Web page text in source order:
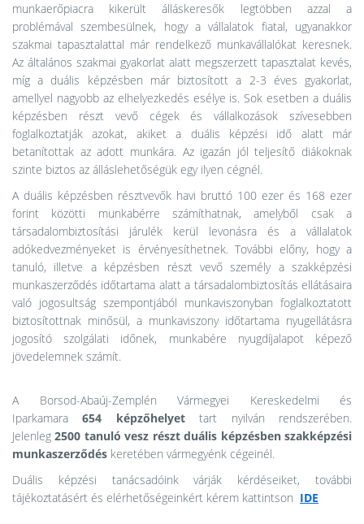
munkaerőpiacra kikerült álláskeresők legtöbben azzal a
problémával szembesülnek, hogy a vállalatok fiatal, ugyanakkor
szakmai tapasztalattal már rendelkező munkavállalókat keresnek.
Az általános szakmai gyakorlat alatt megszerzett tapasztalat kevés,
míg a duális képzésben már biztosított a 2-3 éves gyakorlat,
amellyel nagyobb az elhelyezkedés esélye is. Sok esetben a duális
képzésben részt vevő cégek és vállalkozások szívesebben
foglalkoztatják azokat, akiket a duális képzési idő alatt már
betanítottak az adott munkára. Az igazán jól teljesítő diákoknak
szinte biztos az álláslehetőségük egy ilyen cégnél.
A duális képzésben résztvevők havi bruttó 100 ezer és 168 ezer
forint közötti munkabérre számíthatnak, amelyből csak a
társadalombiztosítási járulék kerül levonásra és a vállalatok
adókedvezményeket is érvényesíthetnek. További előny, hogy a
tanuló, illetve a képzésben részt vevő személy a szakképzési
munkaszerződés időtartama alatt a társadalombiztosítás ellátásaira
való jogosultság szempontjából munkaviszonyban foglalkoztatott
biztosítottnak minősül, a munkaviszony időtartama nyugellátásra
jogosító szolgálati időnek, munkabére nyugdíjalapot képező
jövedelemnek számít.
A Borsod-Abaúj-Zemplén Vármegyei Kereskedelmi és
Iparkamara654 képzőhelyettart nyilván rendszerében.
Jelenleg2500 tanuló vesz részt duális képzésben szakképzési
munkaszerződés keretében vármegyénk cégeinél.
Duális képzési tanácsadóink várják kérdéseiket, további
tájékoztatásért és elérhetőségeinkért kérem kattintson IDE